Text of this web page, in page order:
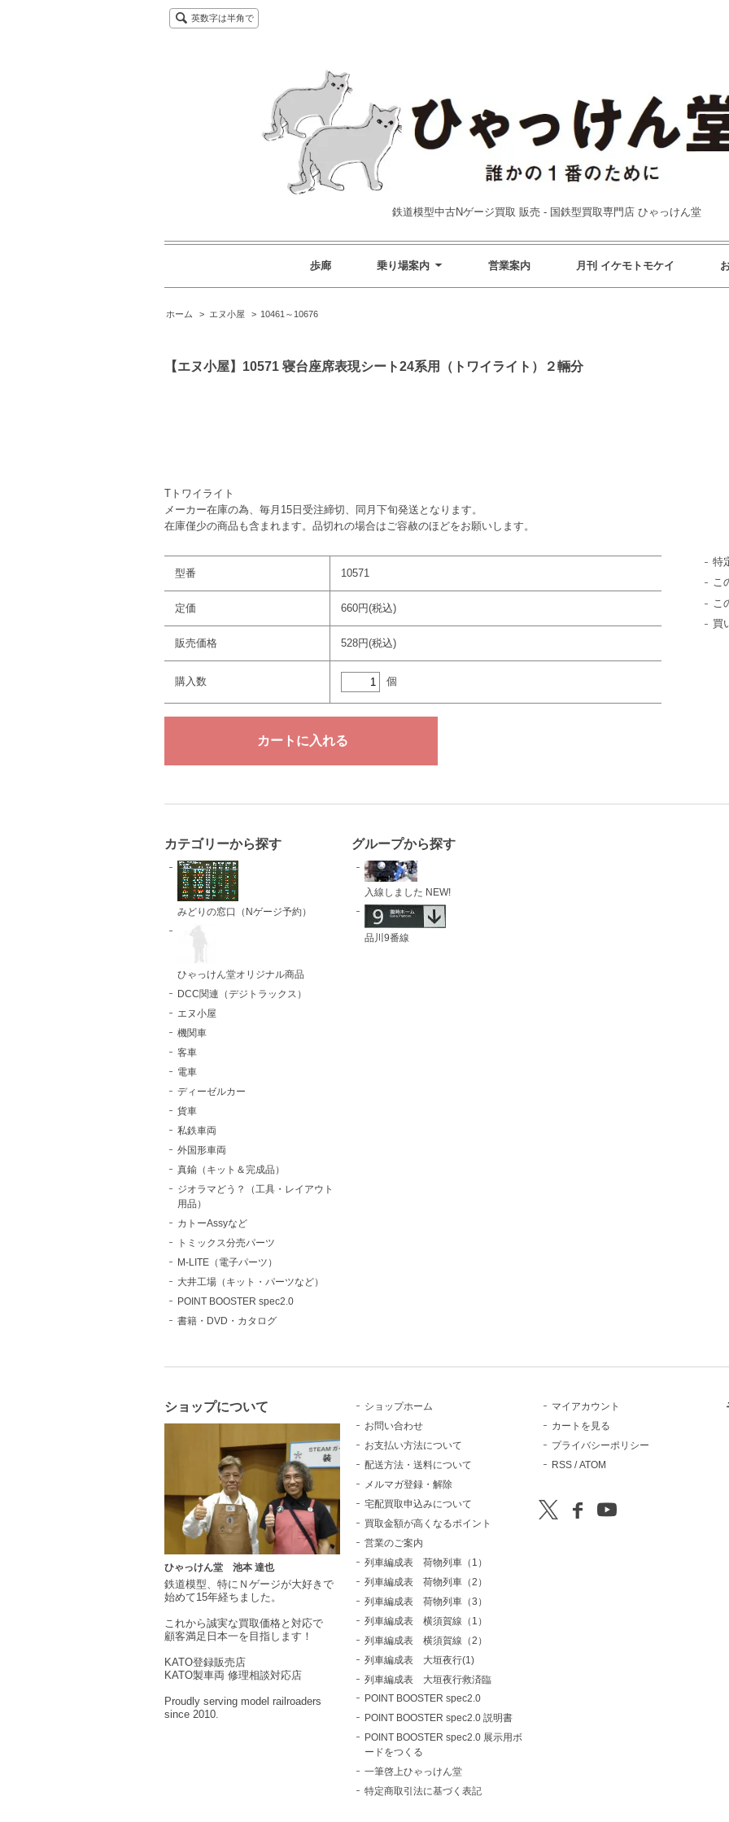
英数字は半角で
鉄道模型中古Nゲージ買取 販売 - 国鉄型買取専門店 ひゃっけん堂
歩廊 乗り場案内 営業案内 月刊 イケモトモケイ
ホーム > エヌ小屋 > 10461～10676
【エヌ小屋】10571 寝台座席表現シート24系用（トワイライト）２輛分
Tトワイライト
メーカー在庫の為、毎月15日受注締切、同月下旬発送となります。
在庫僅少の商品も含まれます。品切れの場合はご容赦のほどをお願いします。
型番 10571
定価 660円(税込)
販売価格 528円(税込)
購入数 個
特
こ
こ
買
カテゴリーから探す
みどりの窓口（Nゲージ予約）
ひゃっけん堂オリジナル商品
DCC関連（デジトラックス）
エヌ小屋
機関車
客車
電車
ディーゼルカー
貨車
私鉄車両
外国形車両
真鍮（キット＆完成品）
ジオラマどう？（工具・レイアウト
用品）
カトーAssyなど
トミックス分売パーツ
M-LITE（電子パーツ）
大井工場（キット・パーツなど）
POINT BOOSTER spec2.0
書籍・DVD・カタログ
グループから探す
入線しました NEW!
品川9番線
ショップについて
ひゃっけん堂 池本 達也
鉄道模型 、特に Ｎゲージが大好きで
始めて15年経ちました。
これから誠実な買取価格と対応で
顧客満足日本一を目指します！
KATO登録販売店
KATO製車両 修理相談対応店
Proudly serving model railroaders
since 2010.
ショップホーム
お問い合わせ
お支払い方法について
配送方法・送料について
メルマガ登録・解除
宅配買取申込みについて
買取金額が高くなるポイント
営業のご案内
列車編成表 荷物列車（1）
列車編成表 荷物列車（2）
列車編成表 荷物列車（3）
列車編成表 横須賀線（1）
列車編成表 横須賀線（2）
列車編成表 大垣夜行(1)
列車編成表 大垣夜行救済臨
POINT BOOSTER spec2.0
POINT BOOSTER spec2.0 説明書
POINT BOOSTER spec2.0 展示用ボ
ードをつくる
一筆啓上ひゃっけん堂
特定商取引法に基づく表記
マイアカウント
カートを見る
プライバシーポリシー
RSS /ATOM